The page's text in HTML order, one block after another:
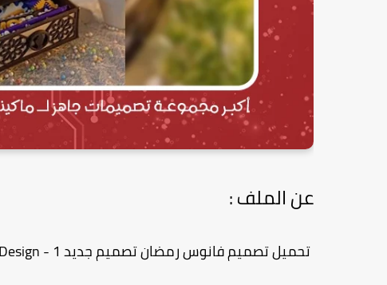
عن الملف :
تحميل تصميم فانوس رمضان تصميم جديد 1 - Fanoos Ramadan Free Design